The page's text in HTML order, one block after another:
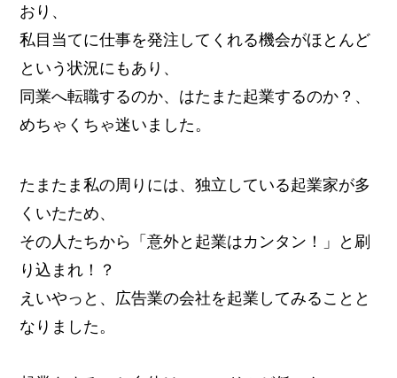
おり、
私目当てに仕事を発注してくれる機会がほとんど
という状況にもあり、
同業へ転職するのか、はたまた起業するのか？、
めちゃくちゃ迷いました。
たまたま私の周りには、独立している起業家が多
くいたため、
その人たちから「意外と起業はカンタン！」と刷
り込まれ！？
えいやっと、広告業の会社を起業してみることと
なりました。